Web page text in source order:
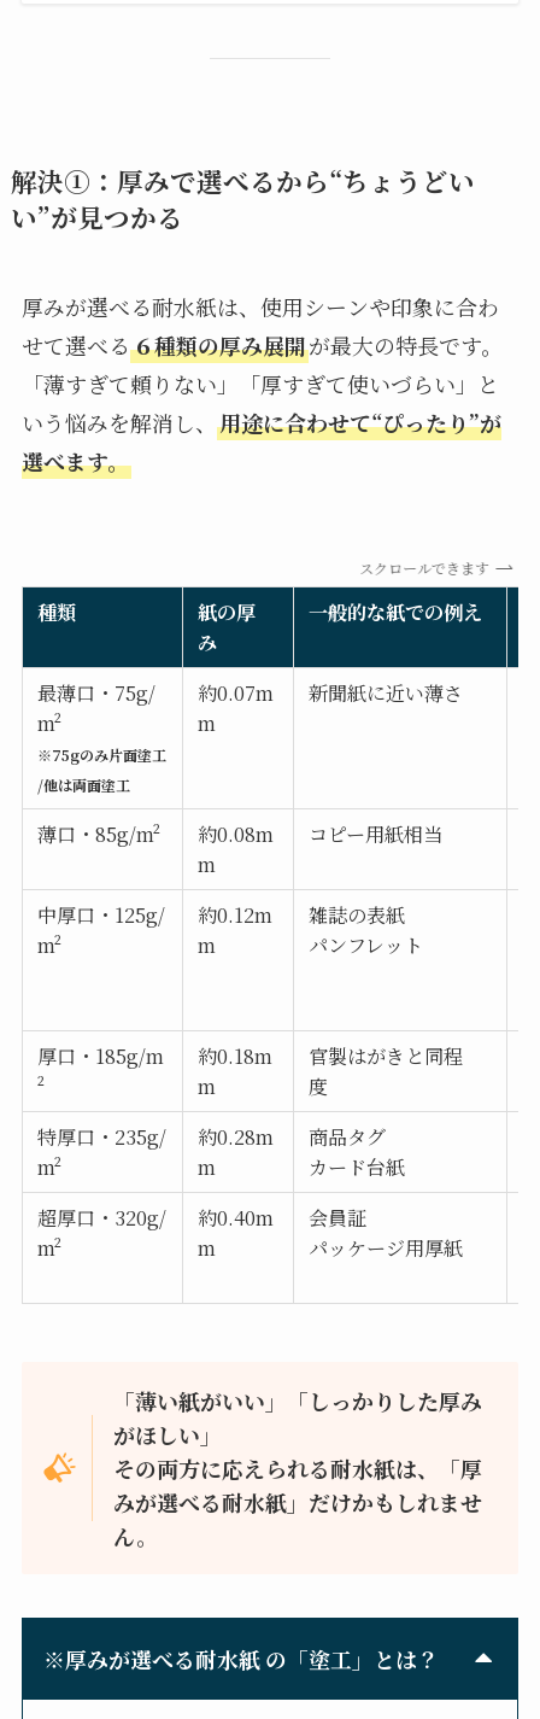
解決①：厚みで選べるから“ちょうどい
い”が見つかる
厚みが選べる耐水紙は、使用シーンや印象に合わ
せて選べる６種類の厚み展開が最大の特長です。
「薄すぎて頼りない」「厚すぎて使いづらい」と
いう悩みを解消し、 用途に合わせて“ぴったり”が
選べます。
スクロールできます
種類
紙の厚
み
一般的な紙での例え
最薄口・75g/
m²
※75gのみ片面塗工
/他は両面塗工
約0.07m
m
新聞紙に近い薄さ
薄口・85g/m²
約0.08m
m
コピー用紙相当
中厚口・125g/
m²
約0.12m
m
雑誌の表紙
パンフレット
厚口・185g/m
²
約0.18m
m
官製はがきと同程
度
特厚口・235g/
m²
約0.28m
m
商品タグ
カード台紙
超厚口・320g/
m²
約0.40m
m
会員証
パッケージ用厚紙
「薄い紙がいい」「しっかりした厚み
がほしい」
その両方に応えられる耐水紙は、「厚
みが選べる耐水紙」だけかもしれませ
ん。
※厚みが選べる耐水紙の「塗工」とは？